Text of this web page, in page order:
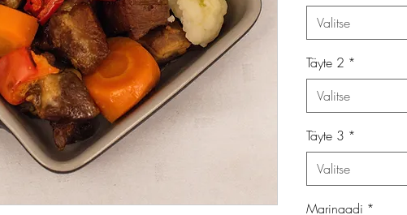
Valitse
Täyte 2 *
Valitse
Täyte 3 *
Valitse
Marinaadi *